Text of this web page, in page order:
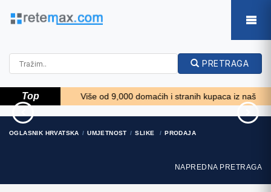
PRETRAGA
Top
***** Više od 9,000 domaćih i stranih kupaca iz naše
Trade In 2010
Sports Fish..
OGLASNIK HRVATSKA UMJETNOST SLIKE PRODAJA
NAPREDNA PRETRAGA